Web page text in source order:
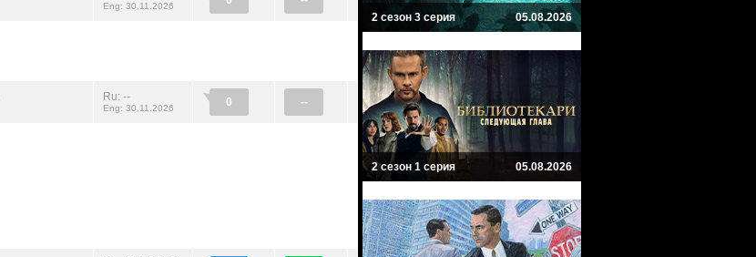
Eng: 30.11.2026
Ru: --
Eng: 30.11.2026 0 --
2 сезон 3 серия 05.08.2026
2 сезон 1 серия 05.08.2026